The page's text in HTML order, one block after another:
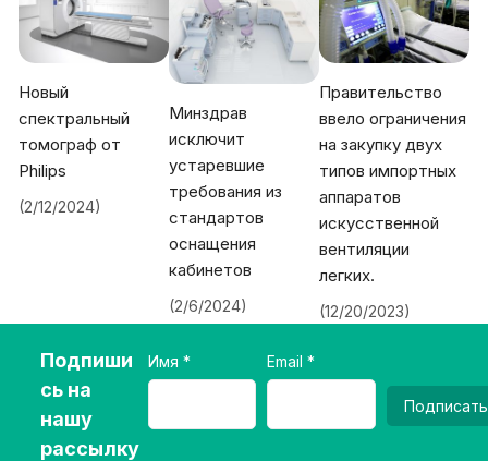
Новый
спектральный
томограф от
Philips
(2/12/2024)
Минздрав
исключит
устаревшие
требования из
стандартов
оснащения
кабинетов
(2/6/2024)
Правительство
ввело ограничения
на закупку двух
типов импортных
аппаратов
искусственной
вентиляции
легких.
(12/20/2023)
Подпиши
сь на
нашу
рассылку
Имя Email